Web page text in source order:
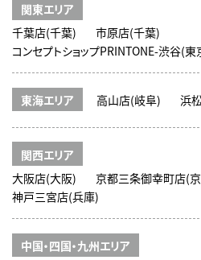
関東エリア
千葉店(千葉)
市原店(千葉)
コンセプトショップPRINTONE-渋谷(東
東海エリア 高山店(岐阜) 浜
関西エリア
大阪店(大阪)
京都三条御幸町店(
神戸三宮店(兵庫)
中国・四国・九州エリア